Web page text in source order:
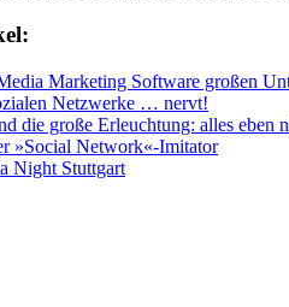
Marketing Software großen
Netzwerke … nervt!
die große Erleuchtung: alles eben
»Social Network«-Imitator
Night Stuttgart